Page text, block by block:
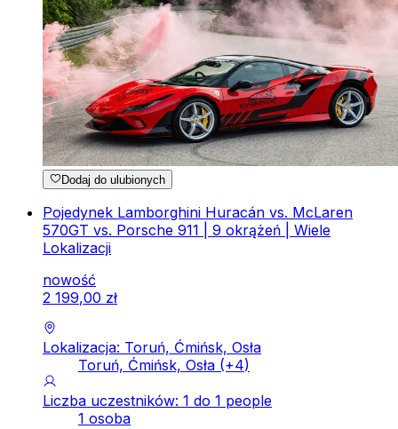
Dodaj do ulubionych
Pojedynek Lamborghini Huracán vs. McLaren
570GT vs. Porsche 911 | 9 okrążeń | Wiele
Lokalizacji
nowość
2 199,00 zł
Lokalizacja: Toruń, Ćmińsk, Osła
Toruń, Ćmińsk, Osła (+4)
Liczba uczestników: 1 do 1 people
1 osoba